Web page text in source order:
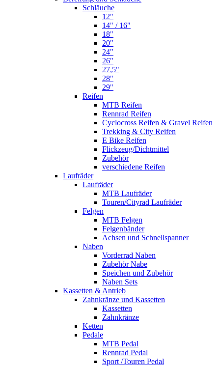
Schläuche
12"
14" / 16"
18"
20"
24"
26"
27,5"
28"
29"
Reifen
MTB Reifen
Rennrad Reifen
Cyclocross Reifen & Gravel Reifen
Trekking & City Reifen
E Bike Reifen
Flickzeug/Dichtmittel
Zubehör
verschiedene Reifen
Laufräder
Laufräder
MTB Laufräder
Touren/Cityrad Laufräder
Felgen
MTB Felgen
Felgenbänder
Achsen und Schnellspanner
Naben
Vorderrad Naben
Zubehör Nabe
Speichen und Zubehör
Naben Sets
Kassetten & Antrieb
Zahnkränze und Kassetten
Kassetten
Zahnkränze
Ketten
Pedale
MTB Pedal
Rennrad Pedal
Sport /Touren Pedal